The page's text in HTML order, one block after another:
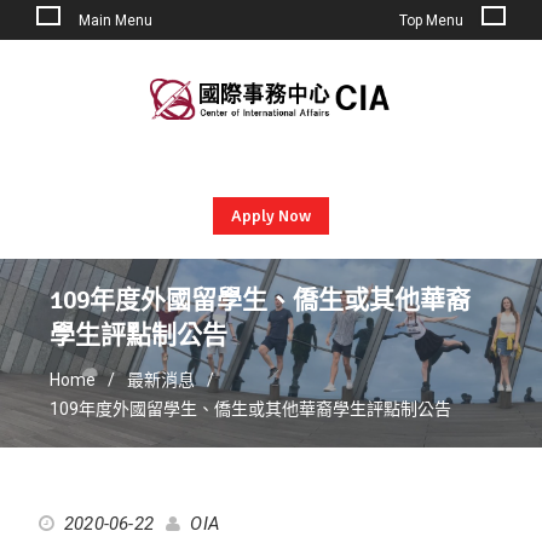
Main Menu Top Menu
Apply Now
109年度外國留學生、僑生或其他華裔
學生評點制公告
Home
最新消息
109年度外國留學生、僑生或其他華裔學生評點制公告
2020-06-22 OIA